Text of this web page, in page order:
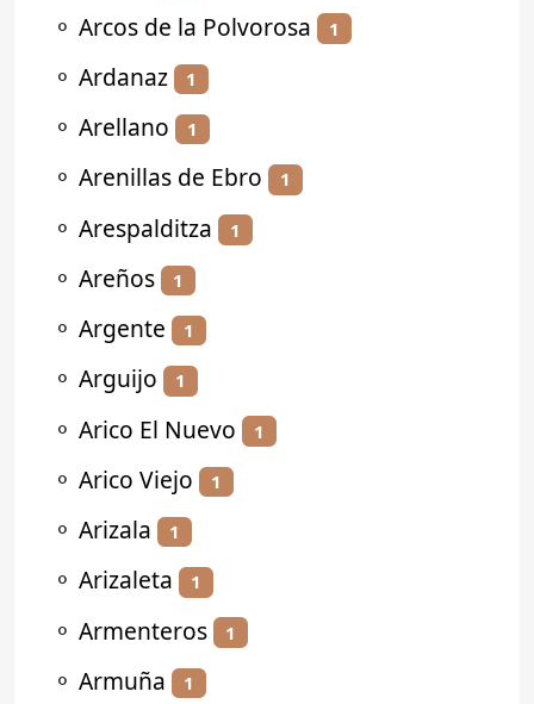
⚬ Arcos de la Polvorosa 1
⚬ Ardanaz 1
⚬ Arellano 1
⚬ Arenillas de Ebro 1
⚬ Arespalditza 1
⚬ Areños 1
⚬ Argente 1
⚬ Arguijo 1
⚬ Arico El Nuevo 1
⚬ Arico Viejo 1
⚬ Arizala 1
⚬ Arizaleta 1
⚬ Armenteros 1
⚬ Armuña 1